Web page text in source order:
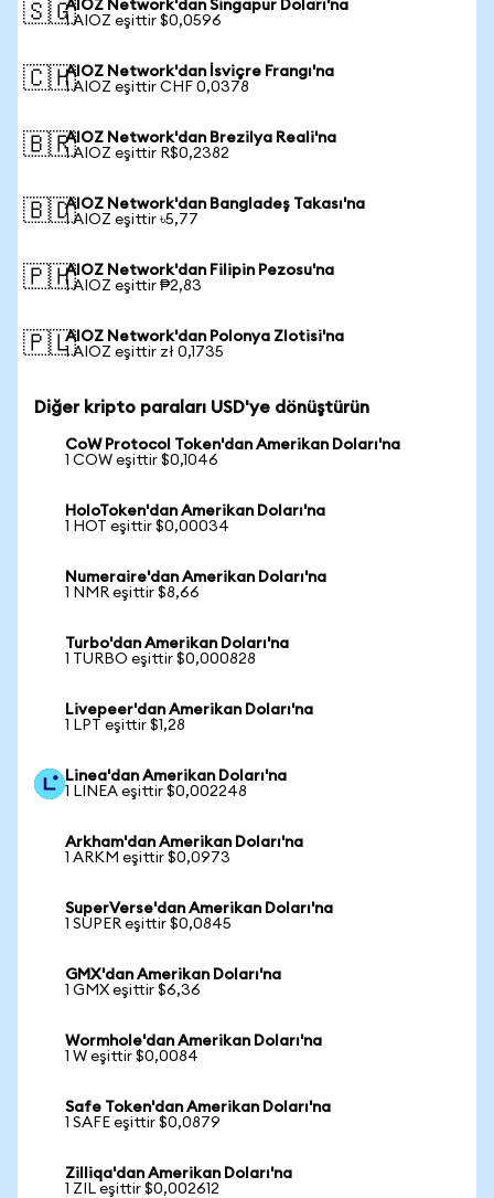
🇸🇬AIOZ Network'dan Singapur Doları'na
1 AIOZ eşittir $0,0596
🇨🇭AIOZ Network'dan İsviçre Frangı'na
1 AIOZ eşittir CHF 0,0378
🇧🇷AIOZ Network'dan Brezilya Reali'na
1 AIOZ eşittir R$0,2382
🇧🇩AIOZ Network'dan Bangladeş Takası'na
1 AIOZ eşittir ৳5,77
🇵🇭AIOZ Network'dan Filipin Pezosu'na
1 AIOZ eşittir ₱2,83
🇵🇱AIOZ Network'dan Polonya Zlotisi'na
1 AIOZ eşittir zł 0,1735
Diğer kripto paraları USD'ye dönüştürün
CoW Protocol Token'dan Amerikan Doları'na
1 COW eşittir $0,1046
HoloToken'dan Amerikan Doları'na
1 HOT eşittir $0,00034
Numeraire'dan Amerikan Doları'na
1 NMR eşittir $8,66
Turbo'dan Amerikan Doları'na
1 TURBO eşittir $0,000828
Livepeer'dan Amerikan Doları'na
1 LPT eşittir $1,28
Linea'dan Amerikan Doları'na
1 LINEA eşittir $0,002248
Arkham'dan Amerikan Doları'na
1 ARKM eşittir $0,0973
SuperVerse'dan Amerikan Doları'na
1 SUPER eşittir $0,0845
GMX'dan Amerikan Doları'na
1 GMX eşittir $6,36
Wormhole'dan Amerikan Doları'na
1 W eşittir $0,0084
Safe Token'dan Amerikan Doları'na
1 SAFE eşittir $0,0879
Zilliqa'dan Amerikan Doları'na
1 ZIL eşittir $0,002612